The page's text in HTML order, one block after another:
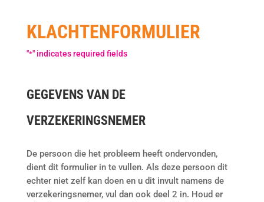
KLACHTENFORMULIER
"*" indicates required fields
GEGEVENS VAN DE
VERZEKERINGSNEMER
De persoon die het probleem heeft ondervonden,
dient dit formulier in te vullen. Als deze persoon dit
echter niet zelf kan doen en u dit invult namens de
verzekeringsnemer, vul dan ook deel 2 in. Houd er